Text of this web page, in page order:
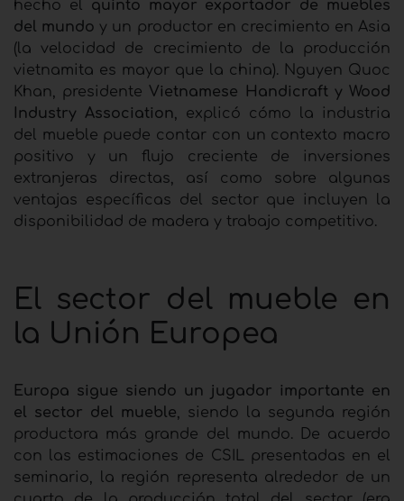
hecho el quinto mayor exportador de muebles
del mundo y un productor en crecimiento en Asia
(la velocidad de crecimiento de la producción
vietnamita es mayor que la china). Nguyen Quoc
Khan, presidente Vietnamese Handicraft y Wood
Industry Association, explicó cómo la industria
del mueble puede contar con un contexto macro
positivo y un flujo creciente de inversiones
extranjeras directas, así como sobre algunas
ventajas específicas del sector que incluyen la
disponibilidad de madera y trabajo competitivo.
El sector del mueble en
la Unión Europea
Europa sigue siendo un jugador importante en
el sector del mueble, siendo la segunda región
productora más grande del mundo. De acuerdo
con las estimaciones de CSIL presentadas en el
seminario, la región representa alrededor de un